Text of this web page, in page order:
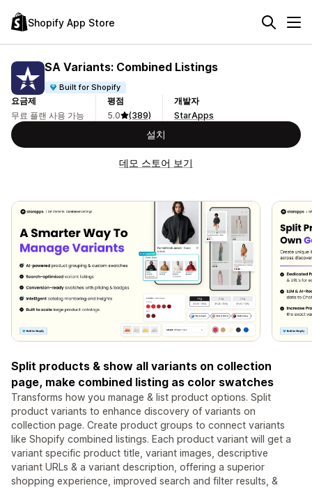
Shopify App Store
SA Variants: Combined Listings
Built for Shopify
요금제
무료 플랜 사용 가능
평점
5.0
(389)
개발자
StarApps
설치
데모 스토어 보기
Split products & show all variants on collection
page, make combined listing as color swatches
Transforms how you manage & list product options. Split
product variants to enhance discovery of variants on
collection page. Create product groups to connect variants
like Shopify combined listings. Each product variant will get a
variant specific product title, variant images, descriptive
variant URLs & a variant description, offering a superior
shopping experience, improved search and filter results, &